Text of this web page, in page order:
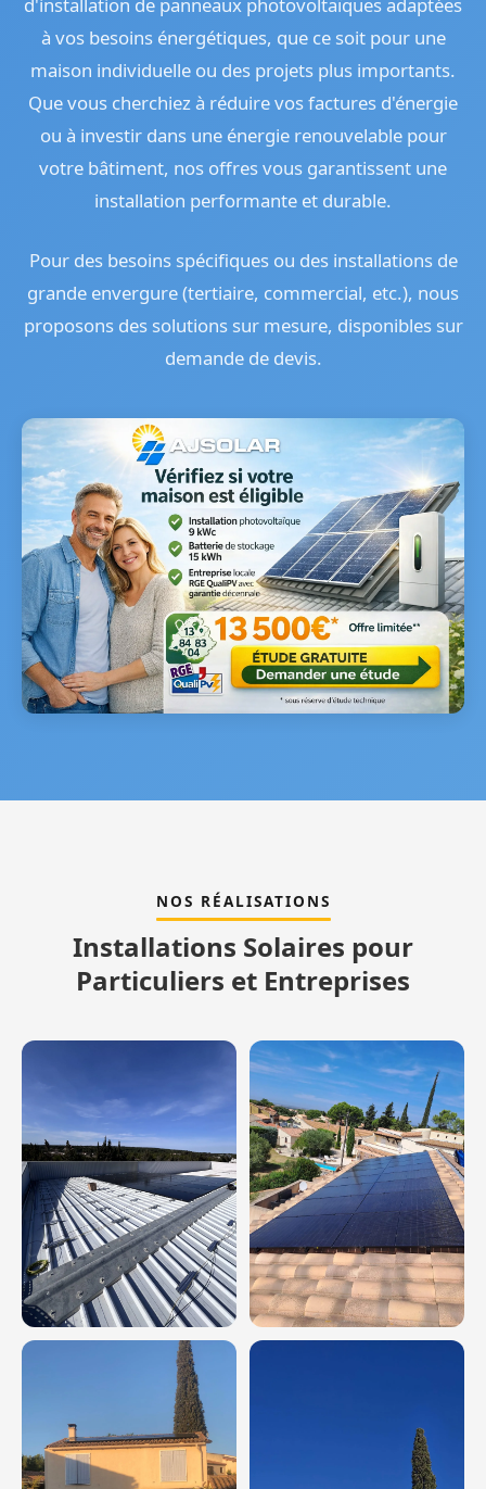
à vos besoins énergétiques, que ce soit pour une
maison individuelle ou des projets plus importants.
Que vous cherchiez à réduire vos factures d'énergie
ou à investir dans une énergie renouvelable pour
votre bâtiment, nos offres vous garantissent une
installation performante et durable.
Pour des besoins spécifiques ou des installations de
grande envergure (tertiaire, commercial, etc.), nous
proposons des solutions sur mesure, disponibles sur
demande de devis.
NOS RÉALISATIONS
Installations Solaires pour
Particuliers et Entreprises